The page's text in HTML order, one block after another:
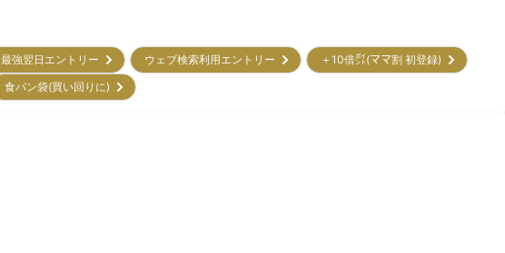
最強翌日エントリー ウェブ検索利用エントリー
＋10倍㌽(ママ割 初登録)
食パン袋(買い回りに)